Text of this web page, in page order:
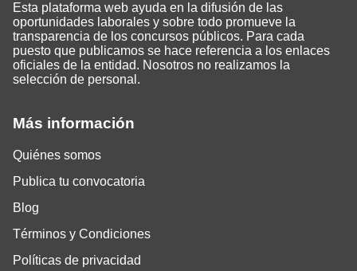
Más información
Quiénes somos
Publica tu convocatoria
Blog
Términos y Condiciones
Políticas de privacidad
Esta plataforma web ayuda en la difusión de las
oportunidades laborales y sobre todo promueve la
transparencia de los concursos públicos. Para cada
puesto que publicamos se hace referencia a los enlaces
oficiales de la entidad. Nosotros no realizamos la
selección de personal.